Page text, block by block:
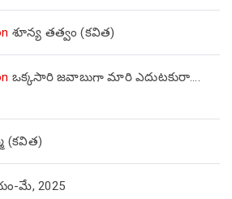
శూన్య తత్వం (కవిత)
ఒక్కసారి జవాబుగా మారి ఎదుటకురా….
(కవిత)
మే, 2025